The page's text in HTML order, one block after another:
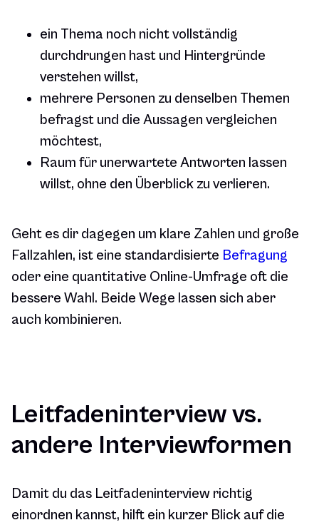
ein Thema noch nicht vollständig
durchdrungen hast und Hintergründe
verstehen willst,
mehrere Personen zu denselben Themen
befragst und die Aussagen vergleichen
möchtest,
Raum für unerwartete Antworten lassen
willst, ohne den Überblick zu verlieren.
Geht es dir dagegen um klare Zahlen und große
Fallzahlen, ist eine standardisierte Befragung
oder eine quantitative Online-Umfrage oft die
bessere Wahl. Beide Wege lassen sich aber
auch kombinieren.
Leitfadeninterview vs.
andere Interviewformen
Damit du das Leitfadeninterview richtig
einordnen kannst, hilft ein kurzer Blick auf die